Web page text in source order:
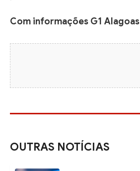
Com informações G1 Alagoas
OUTRAS NOTÍCIAS